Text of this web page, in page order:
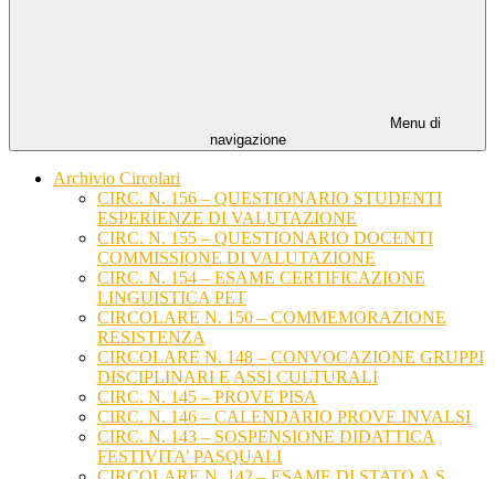
Menu di
navigazione
Archivio Circolari
CIRC. N. 156 – QUESTIONARIO STUDENTI
ESPERIENZE DI VALUTAZIONE
CIRC. N. 155 – QUESTIONARIO DOCENTI
COMMISSIONE DI VALUTAZIONE
CIRC. N. 154 – ESAME CERTIFICAZIONE
LINGUISTICA PET
CIRCOLARE N. 150 – COMMEMORAZIONE
RESISTENZA
CIRCOLARE N. 148 – CONVOCAZIONE GRUPPI
DISCIPLINARI E ASSI CULTURALI
CIRC. N. 145 – PROVE PISA
CIRC. N. 146 – CALENDARIO PROVE INVALSI
CIRC. N. 143 – SOSPENSIONE DIDATTICA
FESTIVITA’ PASQUALI